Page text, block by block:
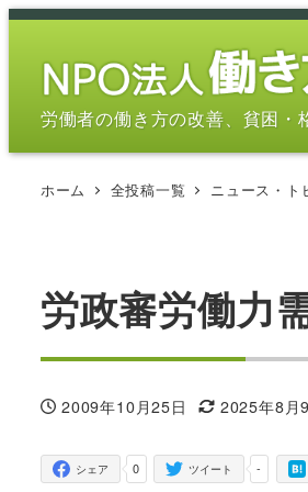
メ
労働者の働き方の改善、貧困・
ホーム 全投稿一覧 ニュース・ト
労政審労働力
投稿日
2009年10月25日
更新日
2025年8月
0
シェア -
ツイート